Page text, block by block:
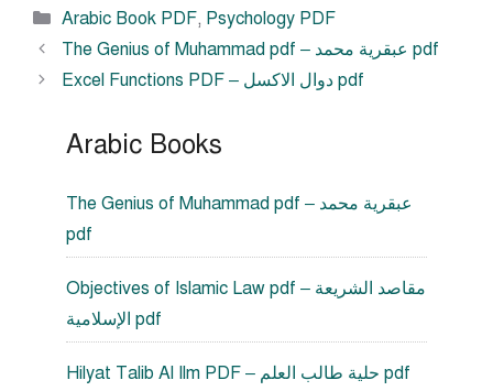
Categories
Arabic Book PDF, Psychology PDF
The Genius of Muhammad pdf – عبقرية محمد pdf
Excel Functions PDF – دوال الاكسل pdf
Arabic Books
The Genius of Muhammad pdf – عبقرية محمد
pdf
Objectives of Islamic Law pdf – مقاصد الشريعة
الإسلامية pdf
Hilyat Talib Al Ilm PDF – حلية طالب العلم pdf